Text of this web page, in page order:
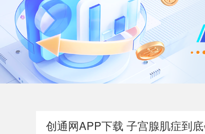
创通网APP下载 子宫腺肌症到